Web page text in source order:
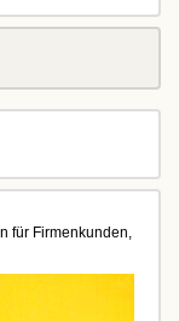
für Firmenkunden,